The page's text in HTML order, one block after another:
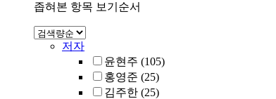
좁혀본 항목 보기순서
저자
윤현주 (105)
홍영준 (25)
김주한 (25)